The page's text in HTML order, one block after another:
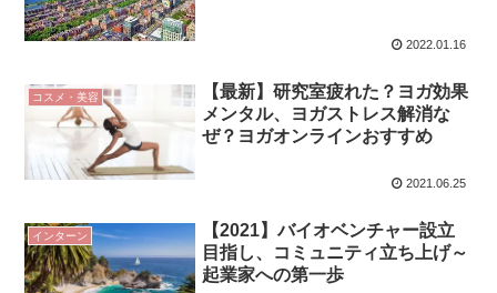
2022.01.16
コスメ・美容
【最新】研究室疲れた？ヨガ効果
メンタル、ヨガストレス解消な
ぜ？ヨガオンラインおすすめ
2021.06.25
インターン
【2021】バイオベンチャー設立
目指し、コミュニティ立ち上げ～
起業家への第一歩